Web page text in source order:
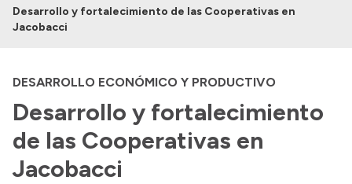
Institucional
Referentes de prensa
Archivo de noticias
Transparencia
Desarrollo y fortalecimiento de las Cooperativas en
Jacobacci
DESARROLLO ECONÓMICO Y PRODUCTIVO
Desarrollo y fortalecimiento
de las Cooperativas en
Jacobacci